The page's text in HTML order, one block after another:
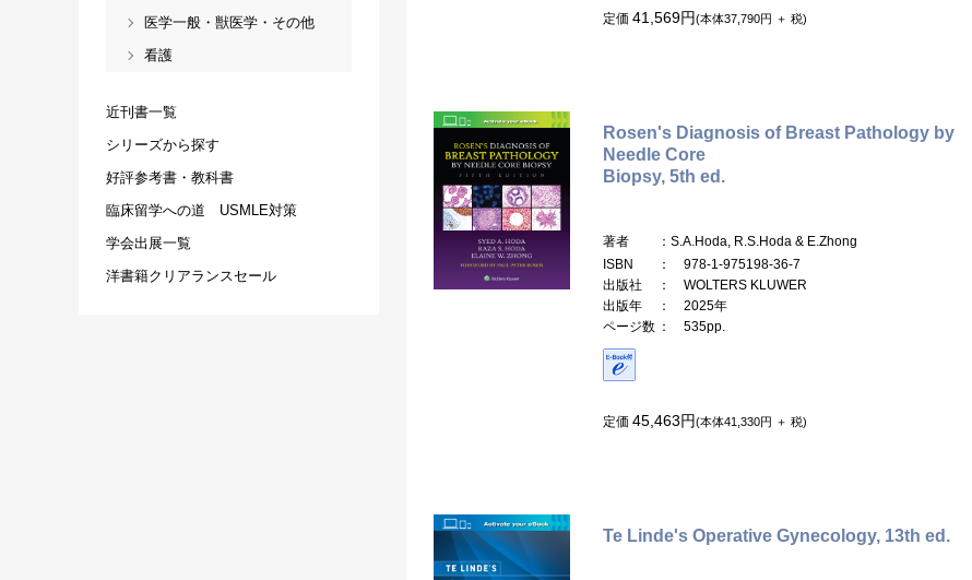
定価 41,569円(本体37,790円 ＋ 税)
Rosen's Diagnosis of Breast Pathology by
Needle Core
Biopsy, 5th ed.
著者
：S.A.Hoda, R.S.Hoda & E.Zhong
ISBN
： 978-1-975198-36-7
出版社
： WOLTERS KLUWER
出版年
： 2025年
ページ数 ： 535pp.
定価 45,463円(本体41,330円 ＋ 税)
Te Linde's Operative Gynecology, 13th ed.
医学一般・獣医学・その他
看護
近刊書一覧
シリーズから探す
好評参考書・教科書
臨床留学への道 USMLE対策
学会出展一覧
洋書籍クリアランスセール